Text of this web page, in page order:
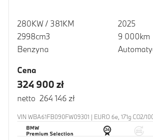
280KW / 381KM
2998cm3
Benzyna
2025
9 000km
Cena
324 900 zł
netto 264 146 zł
VIN WBA61FB090FW09301 | EURO 6e, 171g CO2/